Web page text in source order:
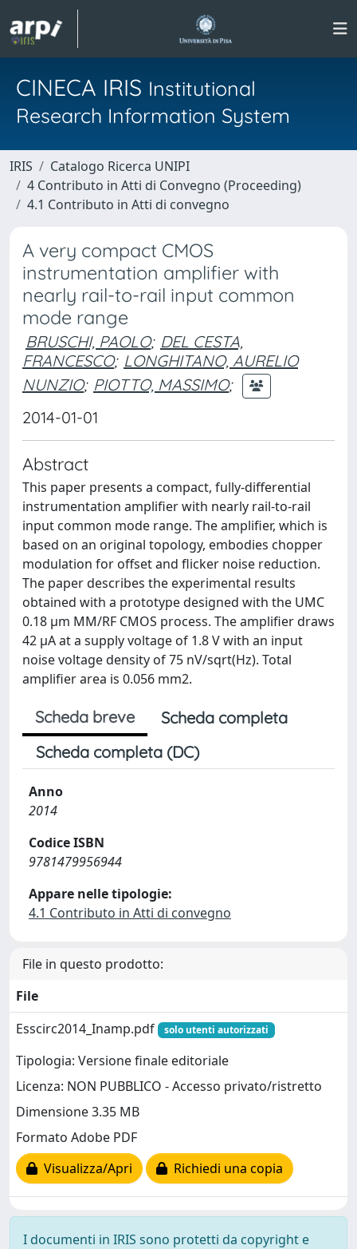
CINECA IRIS Institutional
Research Information System
IRIS
Catalogo Ricerca UNIPI
4 Contributo in Atti di Convegno (Proceeding)
4.1 Contributo in Atti di convegno
A very compact CMOS
instrumentation amplifier with
nearly rail-to-rail input common
mode range
BRUSCHI, PAOLO; DEL CESTA,
FRANCESCO; LONGHITANO, AURELIO
NUNZIO; PIOTTO, MASSIMO;
2014-01-01
Abstract
This paper presents a compact, fully-differential
instrumentation amplifier with nearly rail-to-rail
input common mode range. The amplifier, which is
based on an original topology, embodies chopper
modulation for offset and flicker noise reduction.
The paper describes the experimental results
obtained with a prototype designed with the UMC
0.18 μm MM/RF CMOS process. The amplifier draws
42 μA at a supply voltage of 1.8 V with an input
noise voltage density of 75 nV/sqrt(Hz). Total
amplifier area is 0.056 mm2.
Scheda breve
Scheda completa
Scheda completa (DC)
Anno
2014
Codice ISBN
9781479956944
Appare nelle tipologie:
4.1 Contributo in Atti di convegno
File in questo prodotto:
File
Esscirc2014_Inamp.pdf
solo utenti autorizzati
Tipologia: Versione finale editoriale
Licenza: NON PUBBLICO - Accesso privato/ristretto
Dimensione 3.35 MB
Formato Adobe PDF
Visualizza/Apri
Richiedi una copia
I documenti in IRIS sono protetti da copyright e